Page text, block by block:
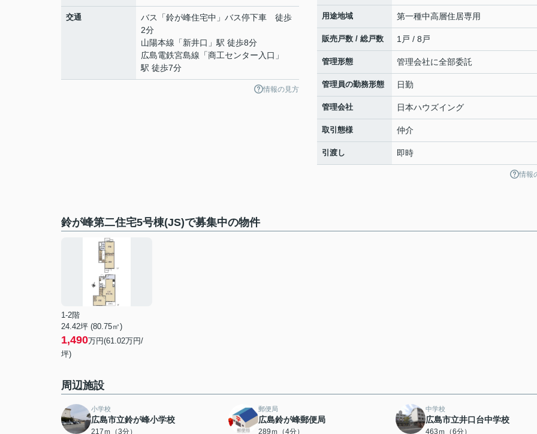
交通
バス「鈴が峰住宅中」バス停下車 徒歩
2分
山陽本線 「新井口 」駅 徒歩8分
広島電鉄宮島線 「商工センター入口 」
駅 徒歩7分
情報の見方
用途地域 第一種中高層住居専用
販売戸数 / 総戸数 1戸 / 8戸
管理形態 管理会社に全部委託
管理員の勤務形態 日勤
管理会社 日本ハウズイング
取引態様 仲介
引渡し 即時
情報
鈴が峰第二住宅5号棟(JS)で募集中の物件
1-2階
24.42坪 (80.75㎡)
1,490万円(61.02万円/
坪)
周辺施設
小学校
広島市立鈴が峰小学校
217ｍ（3分）
郵便局
広島鈴が峰郵便局
289ｍ（4分）
中学校
広島市立井口台中学校
463ｍ（6分）